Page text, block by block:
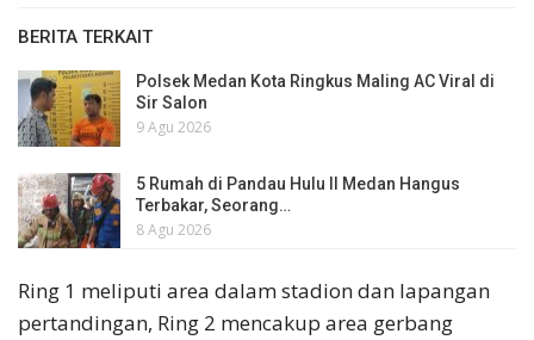
BERITA TERKAIT
Polsek Medan Kota Ringkus Maling AC Viral di
Sir Salon
9 Agu 2026
5 Rumah di Pandau Hulu II Medan Hangus
Terbakar, Seorang…
8 Agu 2026
Ring 1 meliputi area dalam stadion dan lapangan
pertandingan, Ring 2 mencakup area gerbang